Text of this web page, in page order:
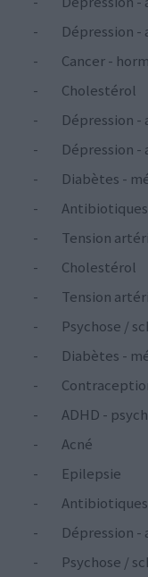
-
Dépression
-
Cancer -
-
Cholestérol
-
Dépression -
-
Dépression -
-
Diabètes -
-
-
Tension
-
Cholestérol
-
Tension
-
Psychose /
-
Diabètes -
-
-
ADHD -
-
Acné
-
Epilepsie
-
-
Dépression -
- Psychose /